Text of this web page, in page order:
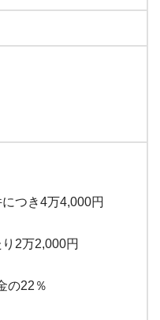
つき4万4,000円
2万2,000円
の22％